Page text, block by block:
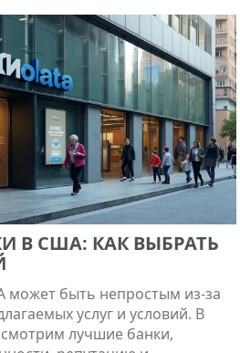
как узнать, что банк
и безопасен для вас.
В США: КАК ВЫБРАТЬ
быть непростым из-за
услуг и условий. В
лучшие банки,